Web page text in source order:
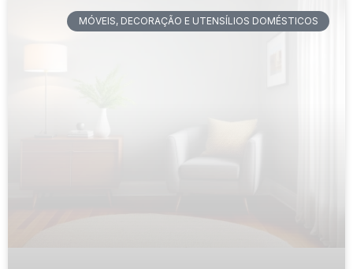
MÓVEIS, DECORAÇÃO E UTENSÍLIOS DOMÉSTICOS